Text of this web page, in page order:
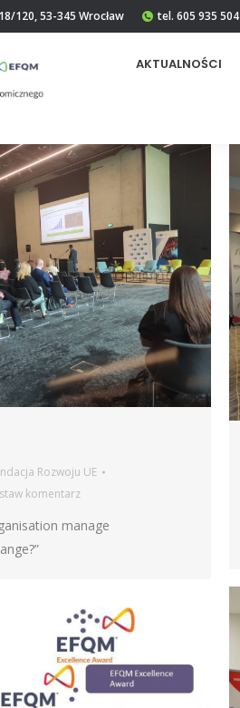
120, 53-345 Wrocław tel. 605 935 504
AKTUALNOŚCI
Rozwoju UE
komentarz
manage